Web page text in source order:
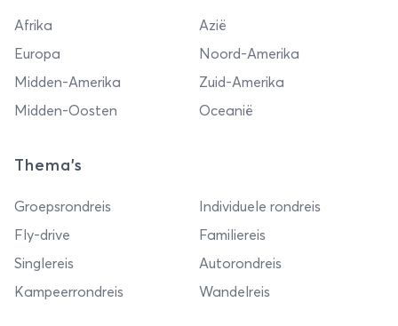
Afrika
Azië
Europa
Noord-Amerika
Midden-Amerika
Zuid-Amerika
Midden-Oosten
Oceanië
Thema's
Groepsrondreis
Individuele rondreis
Fly-drive
Familiereis
Singlereis
Autorondreis
Kampeerrondreis
Wandelreis